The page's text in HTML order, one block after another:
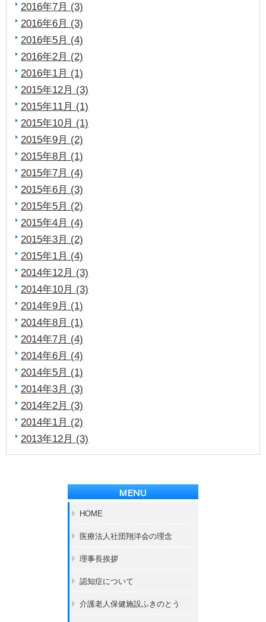
2016年7月 (3)
2016年6月 (3)
2016年5月 (4)
2016年2月 (2)
2016年1月 (1)
2015年12月 (3)
2015年11月 (1)
2015年10月 (1)
2015年9月 (2)
2015年8月 (1)
2015年7月 (4)
2015年6月 (3)
2015年5月 (2)
2015年4月 (4)
2015年3月 (2)
2015年1月 (4)
2014年12月 (3)
2014年10月 (3)
2014年9月 (1)
2014年8月 (1)
2014年7月 (4)
2014年6月 (4)
2014年5月 (1)
2014年3月 (3)
2014年2月 (3)
2014年1月 (2)
2013年12月 (3)
HOME
医療法人社団翔洋会の理念
理事長挨拶
認知症について
介護老人保健施設ふきのとう